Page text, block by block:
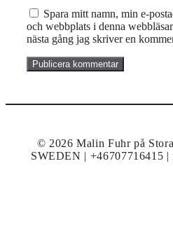
Spara mitt namn, min e-
och webbplats i denna
nästa gång jag skriver en
© 2026 Malin Fuhr på
SWEDEN | +46707716415